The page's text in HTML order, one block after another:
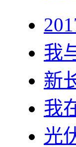
我
新
我
光